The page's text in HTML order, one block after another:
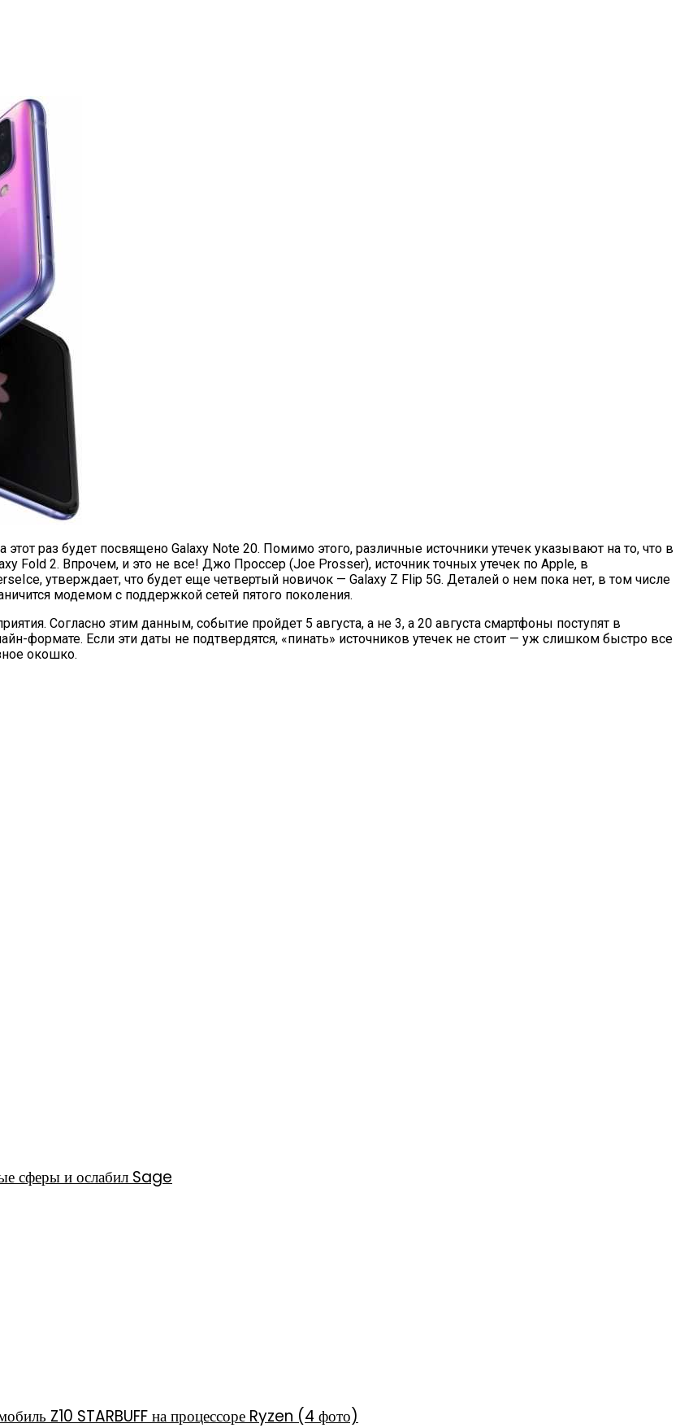
раз будет посвящено Galaxy Note 20. Помимо этого, различные источники утечек указывают на то, что в
Fold 2. Впрочем, и это не все! Джо Проссер (Joe Prosser), источник точных утечек по Apple, в
утверждает, что будет еще четвертый новичок — Galaxy Z Flip 5G. Деталей о нем пока нет, в том числе
модемом с поддержкой сетей пятого поколения.
Согласно этим данным, событие пройдет 5 августа, а не 3, а 20 августа смартфоны поступят в
формате. Если эти даты не подтвердятся, «пинать» источников утечек не стоит — уж слишком быстро все
окошко.
сферы и ослабил Sage
Z10 STARBUFF на процессоре Ryzen (4 фото)